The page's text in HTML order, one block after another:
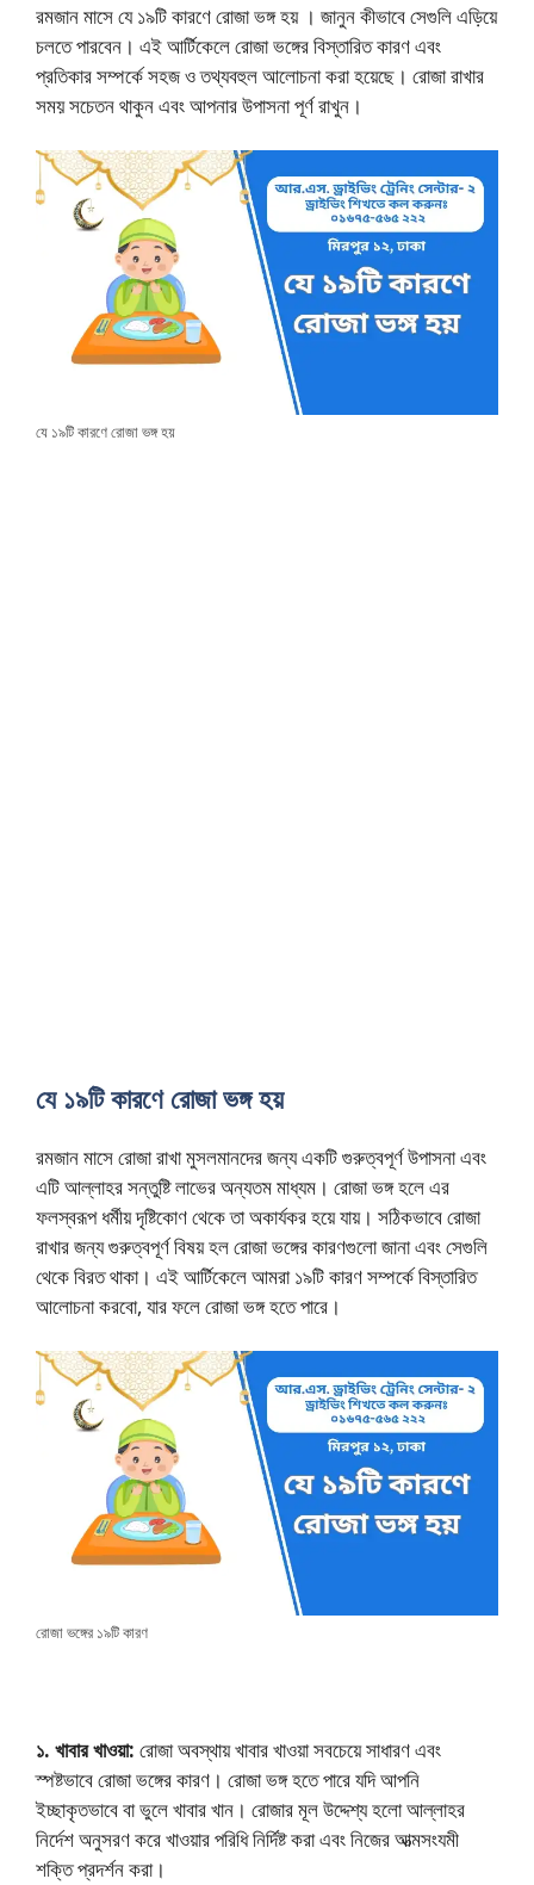
রমজান মাসে যে ১৯টি কারণে রোজা ভঙ্গ হয় । জানুন কীভাবে সেগুলি এড়িয়ে
চলতে পারবেন। এই আর্টিকেলে রোজা ভঙ্গের বিস্তারিত কারণ এবং
প্রতিকার সম্পর্কে সহজ ও তথ্যবহুল আলোচনা করা হয়েছে। রোজা রাখার
সময় সচেতন থাকুন এবং আপনার উপাসনা পূর্ণ রাখুন।
যে ১৯টি কারণে রোজা ভঙ্গ হয়
যে ১৯টি কারণে রোজা ভঙ্গ হয়
রমজান মাসে রোজা রাখা মুসলমানদের জন্য একটি গুরুত্বপূর্ণ উপাসনা এবং
এটি আল্লাহর সন্তুষ্টি লাভের অন্যতম মাধ্যম। রোজা ভঙ্গ হলে এর
ফলস্বরূপ ধর্মীয় দৃষ্টিকোণ থেকে তা অকার্যকর হয়ে যায়। সঠিকভাবে রোজা
রাখার জন্য গুরুত্বপূর্ণ বিষয় হল রোজা ভঙ্গের কারণগুলো জানা এবং সেগুলি
থেকে বিরত থাকা। এই আর্টিকেলে আমরা ১৯টি কারণ সম্পর্কে বিস্তারিত
আলোচনা করবো, যার ফলে রোজা ভঙ্গ হতে পারে।
রোজা ভঙ্গের ১৯টি কারণ
১. খাবার খাওয়া: রোজা অবস্থায় খাবার খাওয়া সবচেয়ে সাধারণ এবং
স্পষ্টভাবে রোজা ভঙ্গের কারণ। রোজা ভঙ্গ হতে পারে যদি আপনি
ইচ্ছাকৃতভাবে বা ভুলে খাবার খান। রোজার মূল উদ্দেশ্য হলো আল্লাহর
নির্দেশ অনুসরণ করে খাওয়ার পরিধি নির্দিষ্ট করা এবং নিজের আত্মসংযমী
শক্তি প্রদর্শন করা।